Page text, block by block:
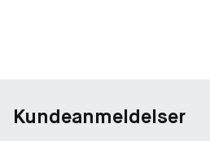
Kundeanmeldelser